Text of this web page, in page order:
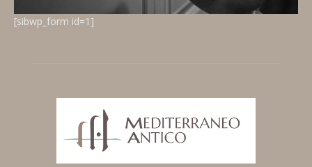
[sibwp_form id=1]